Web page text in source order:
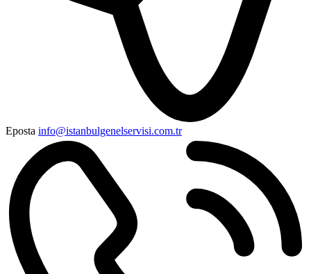
Eposta info@istanbulgenelservisi.com.tr